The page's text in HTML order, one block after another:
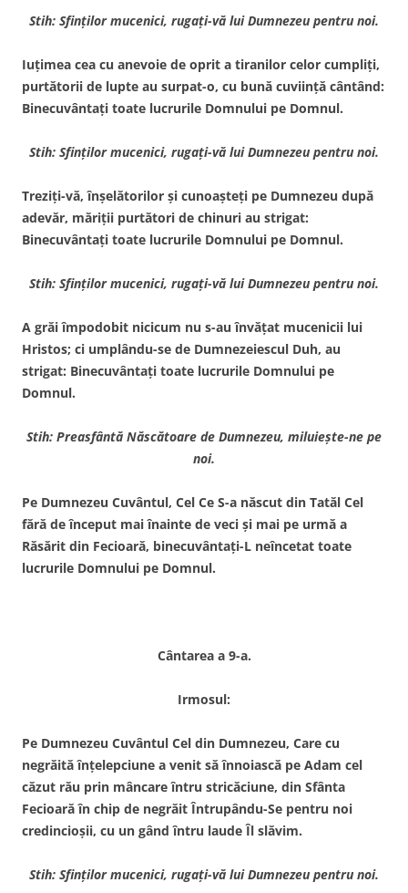
Stih: Sfinţilor mucenici, rugaţi-vă lui Dumnezeu pentru noi.
Iuţimea cea cu anevoie de oprit a tiranilor celor cumpliţi,
purtătorii de lupte au surpat-o, cu bună cuviinţă cântând:
Binecuvântaţi toate lucrurile Domnului pe Domnul.
Stih: Sfinţilor mucenici, rugaţi-vă lui Dumnezeu pentru noi.
Treziţi-vă, înşelătorilor şi cunoaşteţi pe Dumnezeu după
adevăr, măriţii purtători de chinuri au strigat:
Binecuvântaţi toate lucrurile Domnului pe Domnul.
Stih: Sfinţilor mucenici, rugaţi-vă lui Dumnezeu pentru noi.
A grăi împodobit nicicum nu s-au învăţat mucenicii lui
Hristos; ci umplându-se de Dumnezeiescul Duh, au
strigat: Binecuvântaţi toate lucrurile Domnului pe
Domnul.
Stih: Preasfântă Născătoare de Dumnezeu, miluieşte-ne pe
noi.
Pe Dumnezeu Cuvântul, Cel Ce S-a născut din Tatăl Cel
fără de început mai înainte de veci şi mai pe urmă a
Răsărit din Fecioară, binecuvântaţi-L neîncetat toate
lucrurile Domnului pe Domnul.
Cântarea a 9-a.
Irmosul:
Pe Dumnezeu Cuvântul Cel din Dumnezeu, Care cu
negrăită înţelepciune a venit să înnoiască pe Adam cel
căzut rău prin mâncare întru stricăciune, din Sfânta
Fecioară în chip de negrăit Întrupându-Se pentru noi
credincioşii, cu un gând întru laude Îl slăvim.
Stih: Sfinţilor mucenici, rugaţi-vă lui Dumnezeu pentru noi.